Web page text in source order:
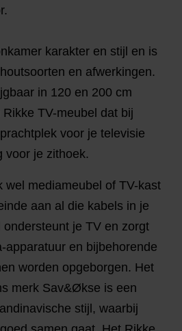
karakter en stijl en is
en afwerkingen.
in 120 en 200 cm
TV-meubel dat bij
voor je televisie
voor je zithoek.
wel mediameubel of TV-kast
aan al die kabels in je
je TV en zorgt
apparatuur en bijbehorende
worden opgeborgen. Het
merk Sav&Økse is een
stijl, waarbij